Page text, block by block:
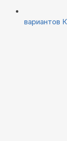
вариантов